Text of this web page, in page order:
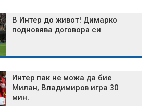
В Интер до живот! Димарко
подновява договора си
Интер пак не можа да бие
Милан, Владимиров игра 30
мин.